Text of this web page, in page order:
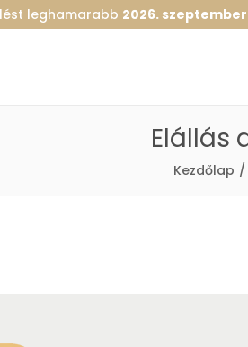
leghamarabb 2026.
Elállás
Kezdőlap /